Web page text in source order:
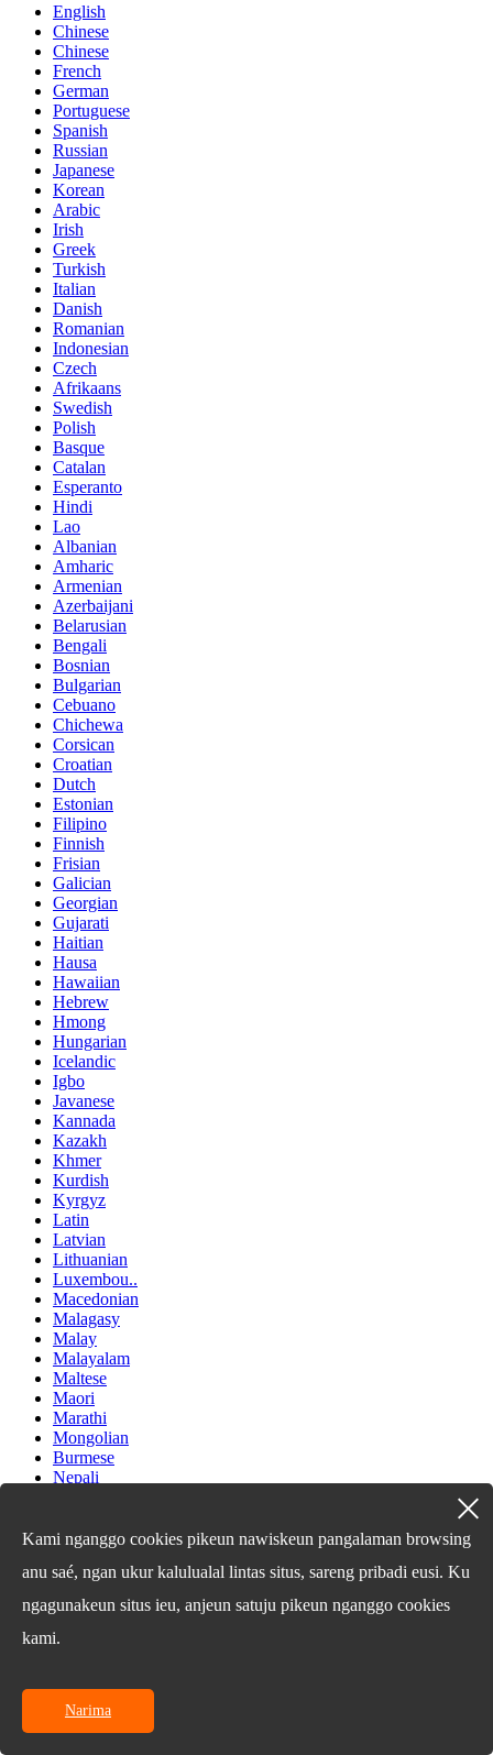
English
Chinese
Chinese
French
German
Portuguese
Spanish
Russian
Japanese
Korean
Arabic
Irish
Greek
Turkish
Italian
Danish
Romanian
Indonesian
Czech
Afrikaans
Swedish
Polish
Basque
Catalan
Esperanto
Hindi
Lao
Albanian
Amharic
Armenian
Azerbaijani
Belarusian
Bengali
Bosnian
Bulgarian
Cebuano
Chichewa
Corsican
Croatian
Dutch
Estonian
Filipino
Finnish
Frisian
Galician
Georgian
Gujarati
Haitian
Hausa
Hawaiian
Hebrew
Hmong
Hungarian
Icelandic
Igbo
Javanese
Kannada
Kazakh
Khmer
Kurdish
Kyrgyz
Latin
Latvian
Lithuanian
Luxembou..
Macedonian
Malagasy
Malay
Malayalam
Maltese
Maori
Marathi
Mongolian
Burmese
Nepali
Persian
Serbian
Sesotho
Sinhala
Slovak
Samoan
Scots Gaelic
Shona
Kami nganggo cookies pikeun nawiskeun pangalaman browsing
anu saé, ngan ukur kalulualal lintas situs, sareng pribadi eusi. Ku
ngagunakeun situs ieu, anjeun satuju pikeun nganggo cookies
kami.
Narima